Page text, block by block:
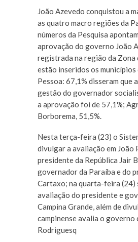
João Azevedo conquistou a
as quatro macro regiões da
números da Pesquisa
aprovação do governo João
registrada na região da Zona
estão inseridos os municípios
Pessoa: 67,1% disseram que
gestão do governador
a aprovação foi de 57,1%;
Borborema, 51,5%.
Nesta terça-feira (23) o
divulgar a avaliação em João
presidente da República Jair
governador da Paraíba e do
Cartaxo; na quarta-feira (24)
avaliação do presidente e
Campina Grande, além de
campinense avalia o governo
Rodriguesq